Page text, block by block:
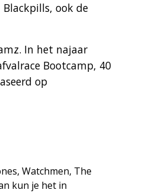
ook de
In het najaar
Bootcamp, 40
op
Watchmen, The
kun je het in